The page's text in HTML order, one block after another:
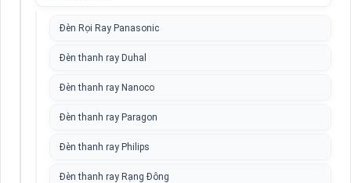
Đèn Rọi Ray Panasonic
Đèn thanh ray Duhal
Đèn thanh ray Nanoco
Đèn thanh ray Paragon
Đèn thanh ray Philips
Đèn thanh ray Rạng Đông